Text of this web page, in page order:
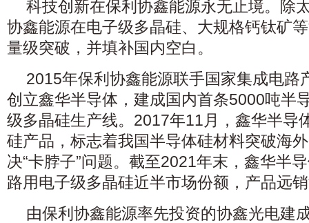
科技创新在保利协鑫能源永无止境。除
协鑫能源在电子级多晶硅、大规格钙钛矿
量级突破，并填补国内空白。
2015年保利协鑫能源联手国家集成电路
创立鑫华半导体，建成国内首条5000吨半
级多晶硅生产线。2017年11月，鑫华半导
硅产品，标志着我国半导体硅材料突破海
决“卡脖子”问题。截至2021年末，鑫华半
路用电子级多晶硅近半市场份额，产品远
由保利协鑫能源率先投资的协鑫光电建